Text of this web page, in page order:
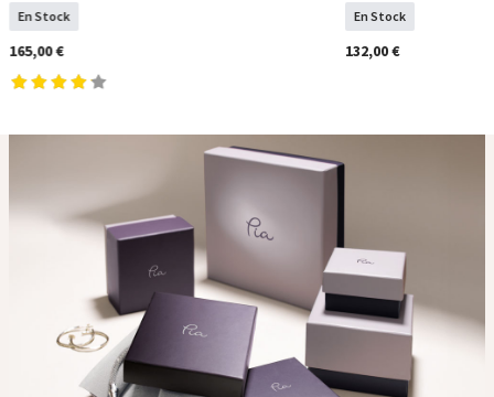
En Stock
165,00 €
En Stock
132,00 €